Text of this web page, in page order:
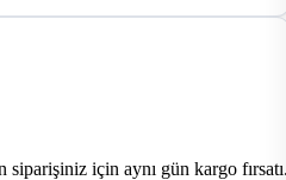
siparişiniz için aynı gün kargo